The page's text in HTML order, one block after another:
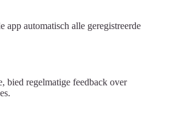
automatisch alle geregistreerde
bied regelmatige feedback over